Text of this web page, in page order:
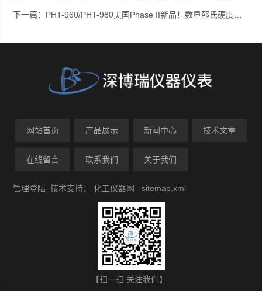
下一篇： PHT-960/PHT-980美国Phase II新品！数显邵氏硬度计邵氏A型/D型PHT-960/PHT-980
网站首页 产品展示 新闻中心 技术文章
在线留言 联系我们 关于我们
管理登陆 技术支持：化工仪器网 sitemap.xml
【扫一扫 关注我们】